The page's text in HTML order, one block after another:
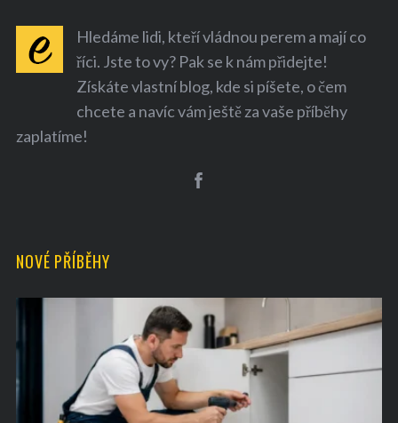
Hledáme lidi, kteří vládnou perem a mají co
říci. Jste to vy? Pak se k nám přidejte!
Získáte vlastní blog, kde si píšete, o čem
chcete a navíc vám ještě za vaše příběhy
zaplatíme!
NOVÉ PŘÍBĚHY